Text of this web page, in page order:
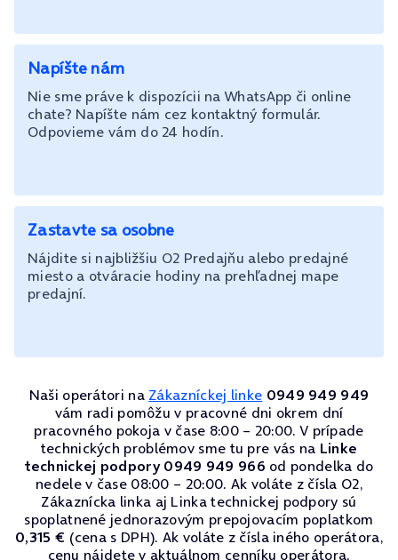
Napíšte nám
Nie sme práve k dispozícii na WhatsApp či online
chate? Napíšte nám cez kontaktný formulár.
Odpovieme vám do 24 hodín.
Zastavte sa osobne
Nájdite si najbližšiu O2 Predajňu alebo predajné
miesto a otváracie hodiny na prehľadnej mape
predajní.
Naši operátori na Zákazníckej linke 0949 949 949
vám radi pomôžu v pracovné dni okrem dní
pracovného pokoja v čase 8:00 – 20:00. V prípade
technických problémov sme tu pre vás na Linke
technickej podpory 0949 949 966 od pondelka do
nedele v čase 08:00 – 20:00. Ak voláte z čísla O2,
Zákaznícka linka aj Linka technickej podpory sú
spoplatnené jednorazovým prepojovacím poplatkom
0,315 € (cena s DPH). Ak voláte z čísla iného operátora,
cenu nájdete v aktuálnom cenníku operátora.